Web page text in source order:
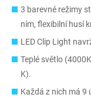
3 barevné režimy
ním, flexibilní husí
LED Clip Light
Teplé světlo
K).
Každá z nich má 9